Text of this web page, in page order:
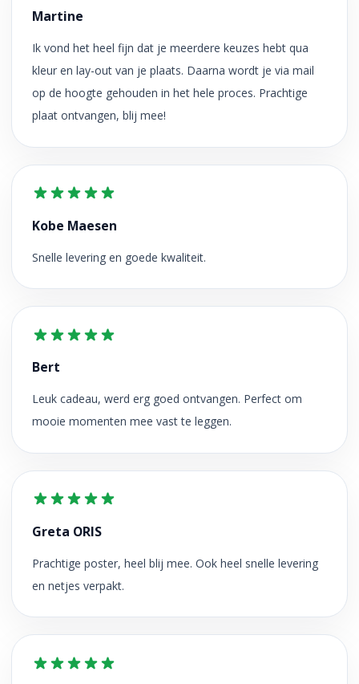
Martine
Ik vond het heel fijn dat je meerdere keuzes hebt qua
kleur en lay-out van je plaats. Daarna wordt je via mail
op de hoogte gehouden in het hele proces. Prachtige
plaat ontvangen, blij mee!
Kobe Maesen
Snelle levering en goede kwaliteit.
Bert
Leuk cadeau, werd erg goed ontvangen. Perfect om
mooie momenten mee vast te leggen.
Greta ORIS
Prachtige poster, heel blij mee. Ook heel snelle levering
en netjes verpakt.